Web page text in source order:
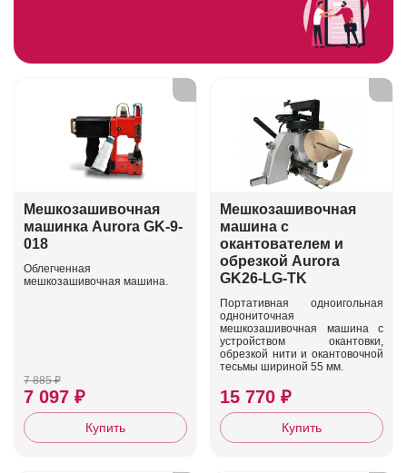
Мешкозашивочная
машинка Aurora GK-9-
018
Облегченная
мешкозашивочная машина.
7 097 ₽
7 885 ₽
Купить
Мешкозашивочная
машина c
окантователем и
обрезкой Aurora
GK26-LG-TK
Портативная одноигольная
однониточная
мешкозашивочная машина с
устройством окантовки,
обрезкой нити и окантовочной
тесьмы шириной 55 мм.
15 770 ₽
Купить